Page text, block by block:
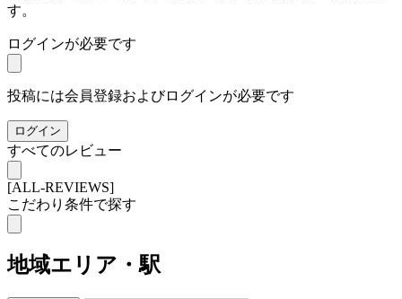
す。
ログインが必要です
投稿には会員登録およびログインが必要です
ログイン
すべてのレビュー
[ALL-REVIEWS]
こだわり条件で探す
地域エリア・駅